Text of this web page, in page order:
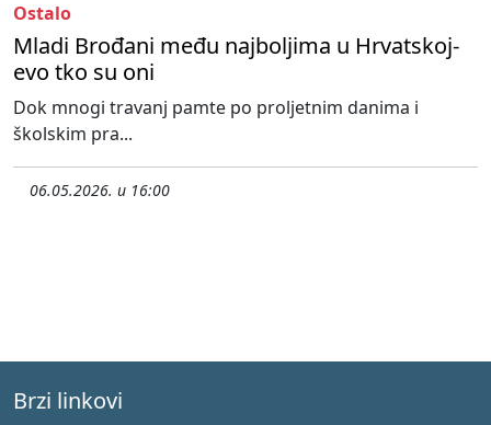
Ostalo
Mladi Brođani među najboljima u Hrvatskoj-
evo tko su oni
Dok mnogi travanj pamte po proljetnim danima i
školskim pra...
06.05.2026. u 16:00
Brzi linkovi